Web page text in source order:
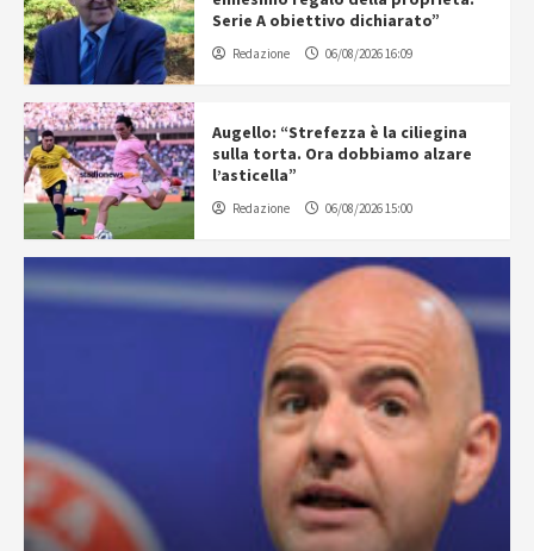
Serie A obiettivo dichiarato”
Redazione 06/08/2026 16:09
Augello: “Strefezza è la ciliegina
sulla torta. Ora dobbiamo alzare
l’asticella”
Redazione 06/08/2026 15:00